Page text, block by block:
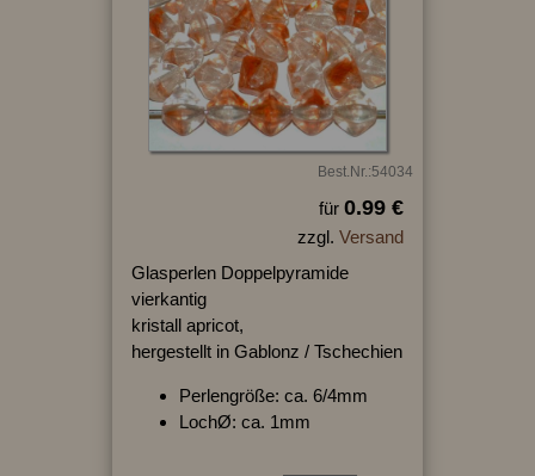
Best.Nr.:54034
für 0.99 €
zzgl. Versand
Glasperlen Doppelpyramide
vierkantig
kristall apricot,
hergestellt in Gablonz / Tschechien
Perlengröße: ca. 6/4mm
LochØ: ca. 1mm